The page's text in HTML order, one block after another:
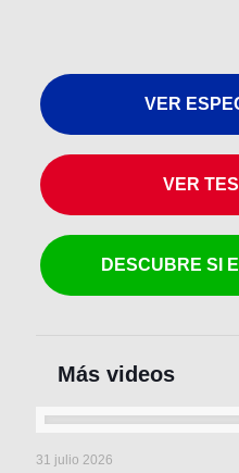
VER
VER
DESCUBRE SI
31 julio 2026